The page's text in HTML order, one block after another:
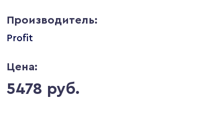
Производитель:
Profit
Цена:
5478 руб.